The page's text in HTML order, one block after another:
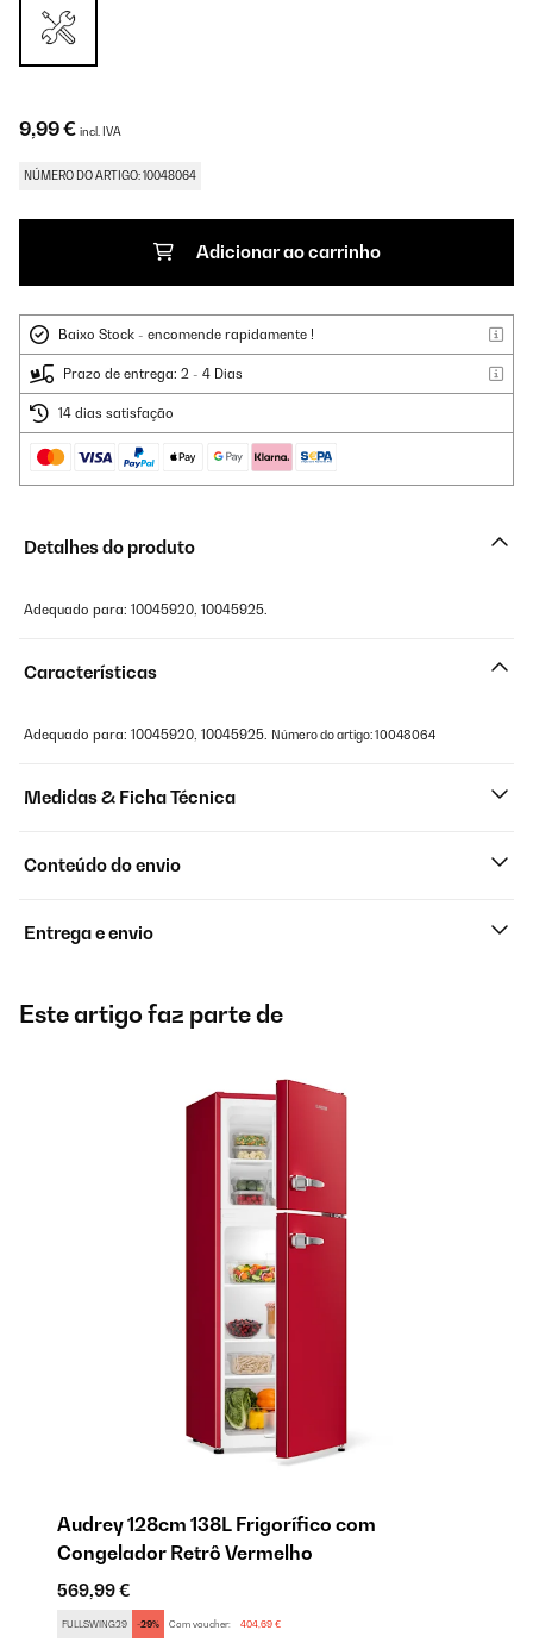
9,99 € incl. IVA
NÚMERO DO ARTIGO: 10048064
Adicionar ao carrinho
Baixo Stock - encomende rapidamente !
Prazo de entrega: 2 - 4 Dias
14 dias satisfação
Detalhes do produto
Adequado para: 10045920, 10045925.
Características
Adequado para: 10045920, 10045925. Número do artigo: 10048064
Medidas & Ficha Técnica
Conteúdo do envio
Entrega e envio
Este artigo faz parte de
Audrey 128cm 138L Frigorífico com
Congelador Retrô Vermelho
569,99 €
FULLSWING29 -29% Com voucher: 404,69 €